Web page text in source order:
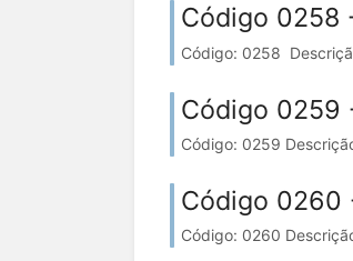
Código 0258
Código: 0258
Código 0259
Código: 0259
Código 0260
Código: 0260